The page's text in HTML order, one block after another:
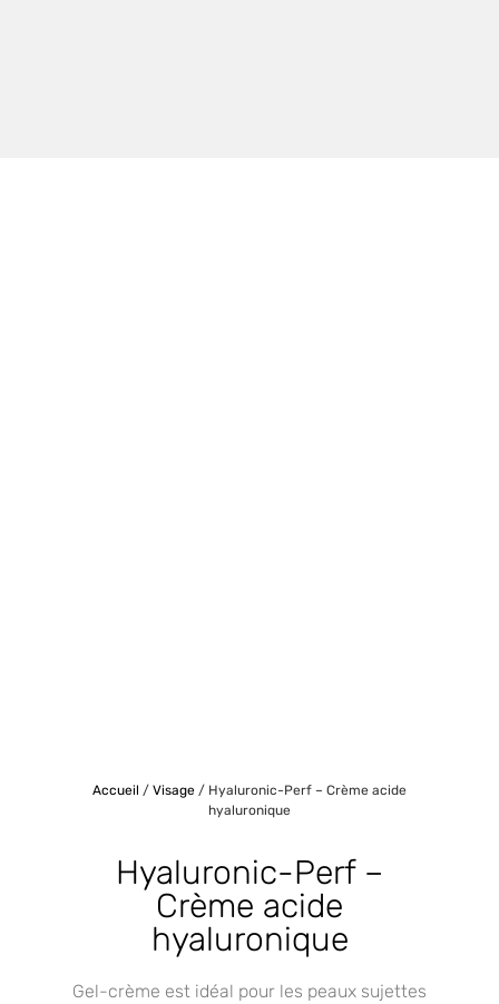
Accueil / Visage / Hyaluronic-Perf – Crème acide
hyaluronique
Hyaluronic-Perf –
Crème acide
hyaluronique
Gel-crème est idéal pour les peaux sujettes